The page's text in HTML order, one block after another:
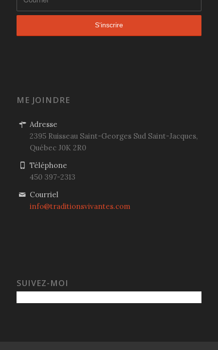
ME JOINDRE
Adresse
2395 Ruisseau Saint-Georges Sud Saint-Jacques,
Québec J0K 2R0
Téléphone
450 397-2313
Courriel
info@traditionsvivantes.com
SUIVEZ-MOI